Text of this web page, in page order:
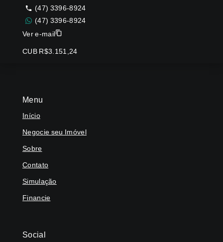
Menu
Início
Negocie seu Imóvel
Sobre
Contato
Simulação
Financie
Social
(47) 3396-8924
(47) 3396-8924
Ver e-mail
CUB R$3.151,24